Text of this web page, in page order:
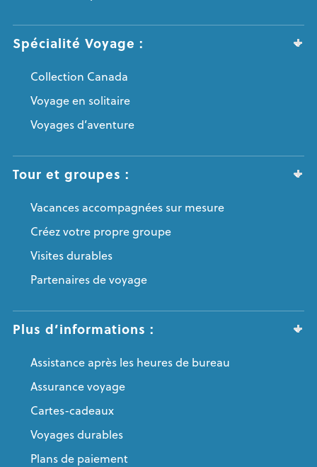
Spécialité Voyage :
Collection Canada
Voyage en solitaire
Voyages d’aventure
Tour et groupes :
Vacances accompagnées sur mesure
Créez votre propre groupe
Visites durables
Partenaires de voyage
Plus d’informations :
Assistance après les heures de bureau
Assurance voyage
Cartes-cadeaux
Voyages durables
Plans de paiement